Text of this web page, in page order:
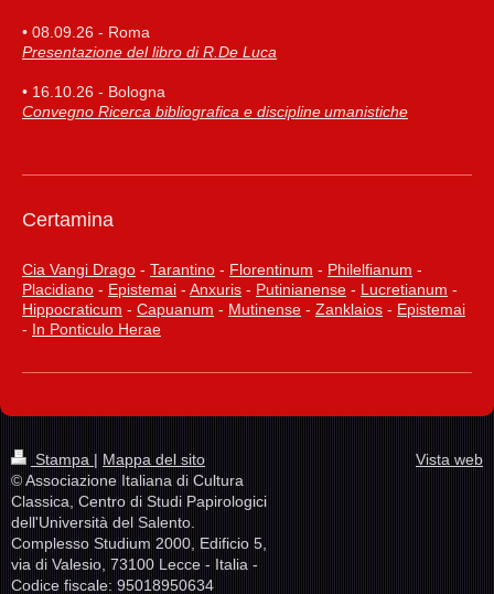
• 08.09.26 - Roma
Presentazione del libro di R.De Luca
• 16.10.26 - Bologna
Convegno Ricerca bibliografica e discipline umanistiche
Certamina
Cia Vangi Drago - Tarantino - Florentinum - Philelfianum -
Placidiano - Epistemai - Anxuris - Putinianense - Lucretianum -
Hippocraticum - Capuanum - Mutinense - Zanklaios - Epistemai
- In Ponticulo Herae
Stampa | Mappa del sito
© Associazione Italiana di Cultura
Classica, Centro di Studi Papirologici
dell'Università del Salento.
Complesso Studium 2000, Edificio 5,
via di Valesio, 73100 Lecce - Italia -
Codice fiscale: 95018950634
Vista web